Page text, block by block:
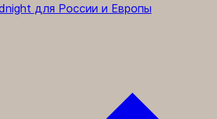
для России и Европы